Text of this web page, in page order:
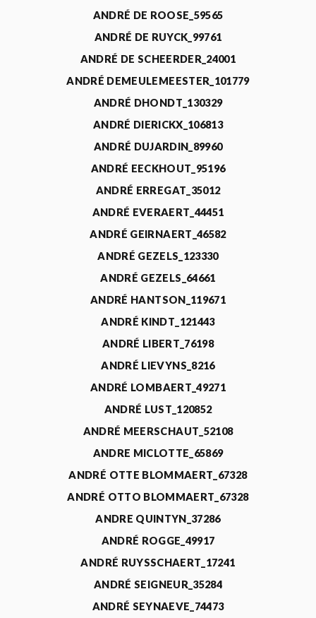
ANDRÉ DE ROOSE_59565
ANDRÉ DE RUYCK_99761
ANDRÉ DE SCHEERDER_24001
ANDRÉ DEMEULEMEESTER_101779
ANDRÉ DHONDT_130329
ANDRÉ DIERICKX_106813
ANDRÉ DUJARDIN_89960
ANDRÉ EECKHOUT_95196
ANDRÉ ERREGAT_35012
ANDRÉ EVERAERT_44451
ANDRÉ GEIRNAERT_46582
ANDRÉ GEZELS_123330
ANDRÉ GEZELS_64661
ANDRÉ HANTSON_119671
ANDRÉ KINDT_121443
ANDRÉ LIBERT_76198
ANDRÉ LIEVYNS_8216
ANDRÉ LOMBAERT_49271
ANDRÉ LUST_120852
ANDRÉ MEERSCHAUT_52108
ANDRE MICLOTTE_65869
ANDRÉ OTTE BLOMMAERT_67328
ANDRÉ OTTO BLOMMAERT_67328
ANDRE QUINTYN_37286
ANDRÉ ROGGE_49917
ANDRÉ RUYSSCHAERT_17241
ANDRÉ SEIGNEUR_35284
ANDRÉ SEYNAEVE_74473